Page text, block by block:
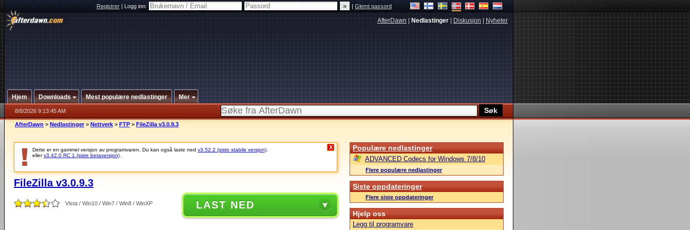
Registrer|Logg inn: |Glemt passord
AfterDawn Nedlastinger Diskusjon Nyheter
Hjem Downloads Mest populære nedlastinger Mer
8/8/2026 9:13:45 AM
AfterDawn > Nedlastinger > Nettverk > FTP > FileZilla v3.0.9.3
Dette er en gammel versjon av programvaren. Du kan også laste ned v3.52.2 (siste stabile versjon)
ellerv3.42.0 RC 1 (siste betaversjon)
X
FileZilla v3.0.9.3
Vista / Win10 / Win7 / Win8 / WinXP LAST NED
Populære nedlastinger
ADVANCED Codecs for Windows 7/8/10
Flere populære nedlastinger
Siste oppdateringer
Flere siste oppdateringer
Hjelp oss
Legg til programvare